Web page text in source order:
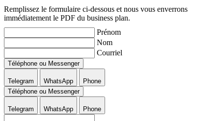
Remplissez le formulaire ci-dessous et nous vous enverrons
immédiatement le PDF du business plan.
Prénom
Nom
Courriel
Téléphone ou Messenger
Telegram WhatsApp
Phone
Téléphone ou Messenger
Telegram WhatsApp Phone